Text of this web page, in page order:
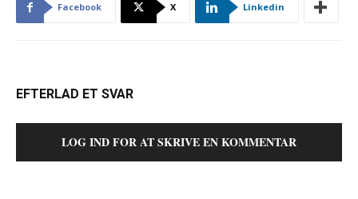
Facebook X Linkedin
EFTERLAD ET SVAR
LOG IND FOR AT SKRIVE EN KOMMENTAR